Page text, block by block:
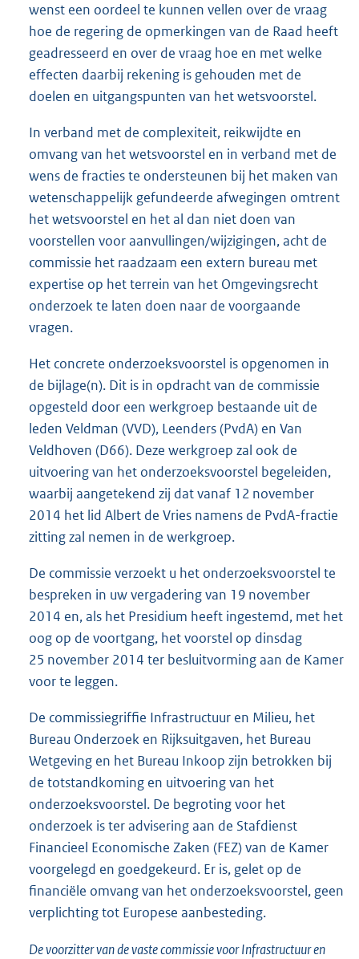
wenst een oordeel te kunnen vellen over de vraag
hoe de regering de opmerkingen van de Raad heeft
geadresseerd en over de vraag hoe en met welke
effecten daarbij rekening is gehouden met de
doelen en uitgangspunten van het wetsvoorstel.
In verband met de complexiteit, reikwijdte en
omvang van het wetsvoorstel en in verband met de
wens de fracties te ondersteunen bij het maken van
wetenschappelijk gefundeerde afwegingen omtrent
het wetsvoorstel en het al dan niet doen van
voorstellen voor aanvullingen/wijzigingen, acht de
commissie het raadzaam een extern bureau met
expertise op het terrein van het Omgevingsrecht
onderzoek te laten doen naar de voorgaande
vragen.
Het concrete onderzoeksvoorstel is opgenomen in
de bijlage(n). Dit is in opdracht van de commissie
opgesteld door een werkgroep bestaande uit de
leden Veldman (VVD), Leenders (PvdA) en Van
Veldhoven (D66). Deze werkgroep zal ook de
uitvoering van het onderzoeksvoorstel begeleiden,
waarbij aangetekend zij dat vanaf 12 november
2014 het lid Albert de Vries namens de PvdA-fractie
zitting zal nemen in de werkgroep.
De commissie verzoekt u het onderzoeksvoorstel te
bespreken in uw vergadering van 19 november
2014 en, als het Presidium heeft ingestemd, met het
oog op de voortgang, het voorstel op dinsdag
25 november 2014 ter besluitvorming aan de Kamer
voor te leggen.
De commissiegriffie Infrastructuur en Milieu, het
Bureau Onderzoek en Rijksuitgaven, het Bureau
Wetgeving en het Bureau Inkoop zijn betrokken bij
de totstandkoming en uitvoering van het
onderzoeksvoorstel. De begroting voor het
onderzoek is ter advisering aan de Stafdienst
Financieel Economische Zaken (FEZ) van de Kamer
voorgelegd en goedgekeurd. Er is, gelet op de
financiële omvang van het onderzoeksvoorstel, geen
verplichting tot Europese aanbesteding.
De voorzitter van de vaste commissie voor Infrastructuur en